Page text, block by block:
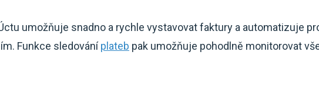
umožňuje snadno a rychle vystavovat faktury a automatizuje
Funkce sledováníplateb pak umožňuje pohodlně monitorovat